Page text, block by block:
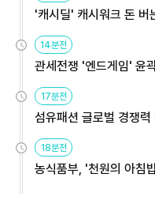
'캐시딜' 캐시워크 돈 버
14분전
관세전쟁 '엔드게임' 윤
17분전
섬유패션 글로벌 경쟁
18분전
농식품부, '천원의 아침